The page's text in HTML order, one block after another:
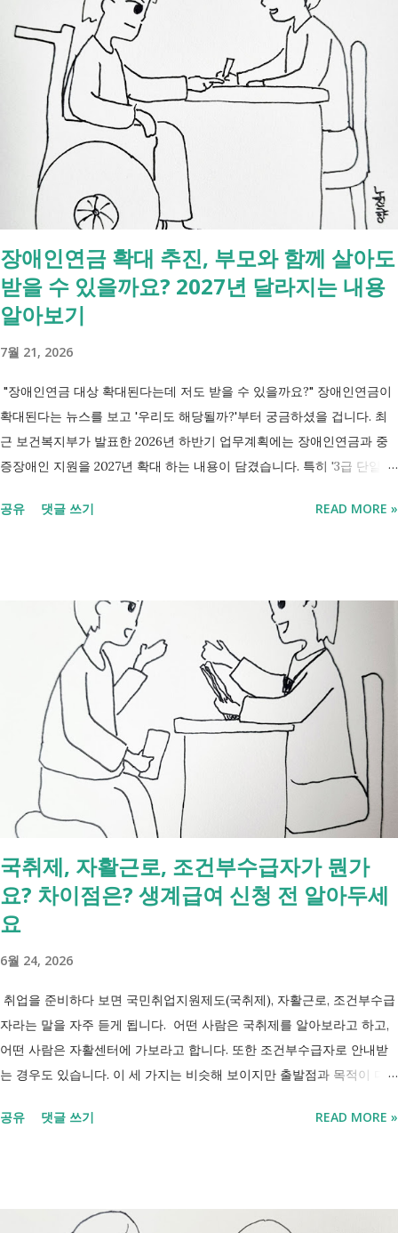
모든 절차를 대신 처리해주지는 않습니다. 행정복지센터에서는 - 금융재
산, 부동산, 세금, 연금 등 '조회' 신청할 수 있습니다. 나머지는 직접 해야
합니다. - 상속포기 또는 한정승인 법원 - 상속세, 취득세 신고 세무서, 시
군구청 - 예금 인출, 보험금 청구 은행, 보험사 사망신고 당일에 끝낼 수
있는 건 '신청까지', 처리는 2주 후 부터입니다. [조회되는 것 vs 안되는
것] 구분 조회 가능 조회 불가 금융 은행, 보험, 증권 사금융, 개인 간 거래
세금 국세, 지방세 - 자산 부동산, 자동차 해외 자산, 현금 기타 연금 사업
상 채무, 구독 [함께보면 좋은 링크] - 부모님 사망 후 ...
장애인연금 확대 추진, 부모와 함께 살아도
받을 수 있을까요? 2027년 달라지는 내용
알아보기
7월 21, 2026
"장애인연금 대상 확대된다는데 저도 받을 수 있을까요?" 장애인연금이
확대된다는 뉴스를 보고 '우리도 해당될까?'부터 궁금하셨을 겁니다. 최
근 보건복지부가 발표한 2026년 하반기 업무계획에는 장애인연금과 중
증장애인 지원을 2027년 확대 하는 내용이 담겼습니다. 특히 '3급 단일장
포함되면서 많은 분들이 관심을 갖고 있습니다. 이번 글에서는 장애인과
일 발표된 보건복지부 업무계획에 담긴 내용은 무엇인가요? 2027년 보건
복지부의 업무계획에 담긴 장애인관련은 어떤 내용이 있는지 살펴보겠습
니다. 정부 업무계획 내용 추진 시기 3급 단일장애까지 장애인연금 지급
2027년 중증장애인 생계급여 부양의무자 기준 폐지 2027년 하반기 활동
지원서비스 65세 이후 선택권 보장 2027년 7월 최중증 발달장애인 24시
간 긴급돌봄 확대 확대 추진 장애인 공공일자리 지속 확대 계속 추진 ※
업무계획에 담긴 내용으로, 법 개정과 예산 반영 등을 거쳐 시행될 예정
입니다. 부모와 함께 살아도 장애인연금을 받을 수 있을까요? 이번 보건
복지부 업무계획이 발표된 뒤 많은 분들이 질문하셨습니다. "부모와 같이
살면 장애인연금을 받을 수 없나요?" "혼자 살아야만 받을 수 있는 건가
요?" 결론부터 말씀드리면 부모와 함께 거주한다는 이유만으로 장애인연
금을 받을 수 없는 것은 아닙니다. 많은 분들이 이번 업무계획에 포함된
'중증장애인 생계급여 부양의무자 기준 폐지' 와 장애인연금 을 같은 제도
연금 생계급여 목적 장애로 인한 ...
공유 댓글 쓰기 READ MORE »
국취제, 자활근로, 조건부수급자가 뭔가
요? 차이점은? 생계급여 신청 전 알아두세
요
6월 24, 2026
취업을 준비하다 보면 국민취업지원제도(국취제), 자활근로, 조건부수급
자라는 말을 자주 듣게 됩니다. 어떤 사람은 국취제를 알아보라고 하고,
어떤 사람은 자활센터에 가보라고 합니다. 또한 조건부수급자로 안내받
는 경우도 있습니다. 이 세 가지는 비슷해 보이지만 출발점과 목적이 다
것조차 포기하고 싶어집니다. 그래서 포기하지 않길 바라는 마음에 쉽게
눈에 비교해 보세요 구분 국민취업지원제도 자활근로 조건부수급자 운영
공유 댓글 쓰기 READ MORE »